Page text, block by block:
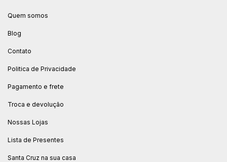
Quem somos
Blog
Contato
Politica de Privacidade
Pagamento e frete
Troca e devolução
Nossas Lojas
Lista de Presentes
Santa Cruz na sua casa